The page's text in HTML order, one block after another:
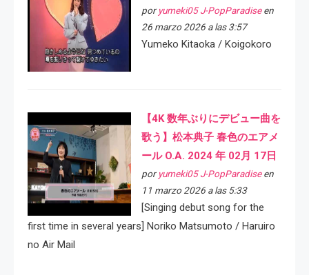
por yumeki05 J-PopParadiseen
26 marzo 2026 a las 3:57
Yumeko Kitaoka / Koigokoro
【4K 数年ぶりにデビュー曲を
歌う】松本典子 春色のエアメ
ール O.A. 2024 年 02月 17日
por yumeki05 J-PopParadiseen
11 marzo 2026 a las 5:33
[Singing debut song for the
first time in several years] Noriko Matsumoto / Haruiro
no Air Mail